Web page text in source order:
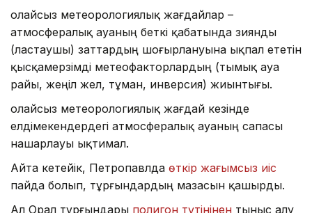
Қолайсыз метеорологиялық жағдайлар –
атмосфералық ауаның беткі қабатында зиянды
(ластаушы) заттардың шоғырлануына ықпал ететін
қысқамерзімді метеофакторлардың (тымық ауа
райы, жеңіл жел, тұман, инверсия) жиынтығы.
Қолайсыз метеорологиялық жағдай кезінде
елдімекендердегі атмосфералық ауаның сапасы
нашарлауы ықтимал.
Айта кетейік, Петропавлда өткір жағымсыз иіс
пайда болып, тұрғындардың мазасын қашырды.
Ал Орал тұрғындары полигон түтінінен тыныс алу